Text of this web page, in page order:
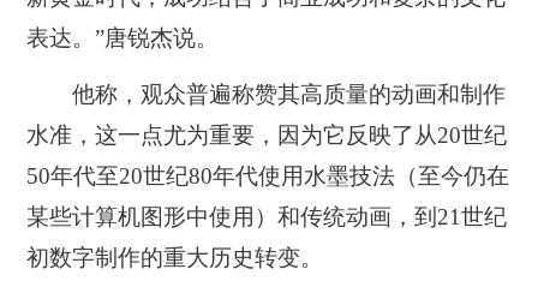
表达。”唐锐杰说。
他称，观众普遍称赞其高质量的动画和制作
水准，这一点尤为重要，因为它反映了从20世纪
50年代至20世纪80年代使用水墨技法（至今仍在
某些计算机图形中使用）和传统动画，到21世纪
初数字制作的重大历史转变。